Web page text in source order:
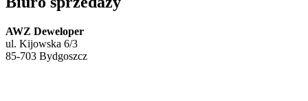
AWZ Deweloper
ul. Kijowska 6/3
85-703 Bydgoszcz